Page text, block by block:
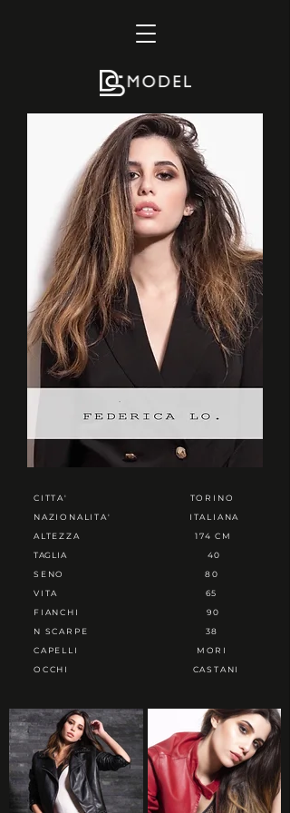
CITTA'
NAZIONALITA'
ALTEZZA
TAGLIA
SENO
VITA
FIANCHI
N SCARPE
CAPELLI
OCCHI
TORINO
ITALIANA
174 CM
40
80
65
90
38
MORI
CASTANI